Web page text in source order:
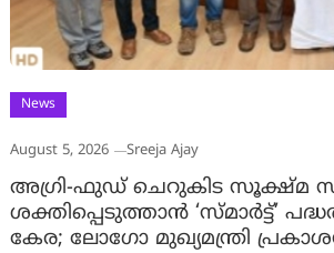
News
August 5, 2026 Sreeja Ajay
അഗ്രി-ഫുഡ് ചെറുകിട സൂക്ഷ്മ
ശക്തിപ്പെടുത്താന്‍ ‘സ്മാര്‍ട്ട്’
കേര; ലോഗോ മുഖ്യമന്ത്രി